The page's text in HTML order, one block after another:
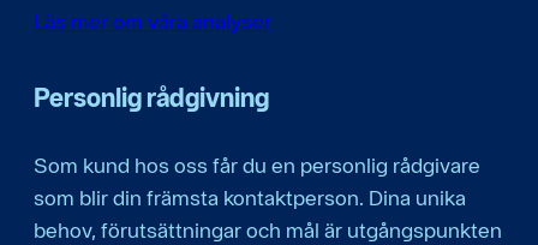
Läs mer om våra analyser
Personlig rådgivning
Som kund hos oss får du en personlig rådgivare
som blir din främsta kontaktperson. Dina unika
behov, förutsättningar och mål är utgångspunkten